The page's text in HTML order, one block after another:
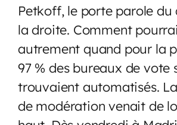
Petkoff, le porte parole du
la droite. Comment
autrement quand pour la
97 % des bureaux de vote
trouvaient automatisés.
de modération venait de